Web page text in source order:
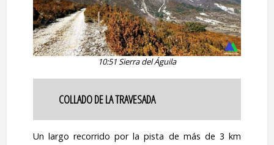
10:51 Sierra del Águila
COLLADO DE LA TRAVESADA
Un largo recorrido por la pista de más de 3 km